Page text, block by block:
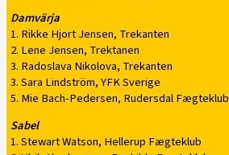
Damvärja
1. Rikke Hjort Jensen, Trekanten
2. Lene Jensen, Trektanen
3. Radoslava Nikolova, Trekanten
3. Sara Lindström, YFK Sverige
5. Mie Bach-Pedersen, Rudersdal Fægteklub
Sabel
1. Stewart Watson, Hellerup Fægteklub